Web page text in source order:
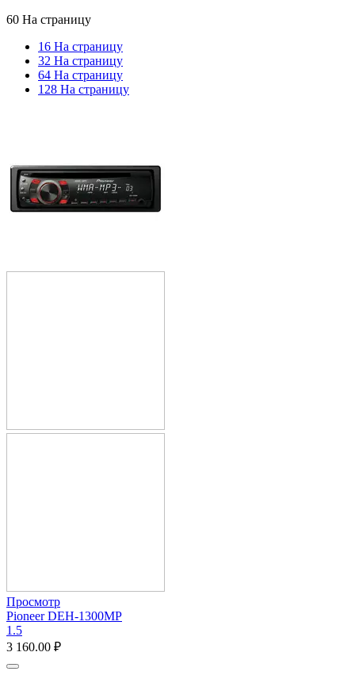
60 На страницу
16 На страницу
32 На страницу
64 На страницу
128 На страницу
Просмотр
Pioneer DEH-1300MP
1.5
3 160.00 ₽